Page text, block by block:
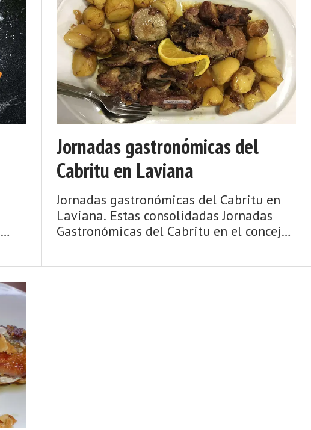
Jornadas gastronómicas del
Cabritu en Laviana
Jornadas gastronómicas del Cabritu en
Laviana. Estas consolidadas Jornadas
Gastronómicas del Cabritu en el concejo
todo un acontecimiento y ya una